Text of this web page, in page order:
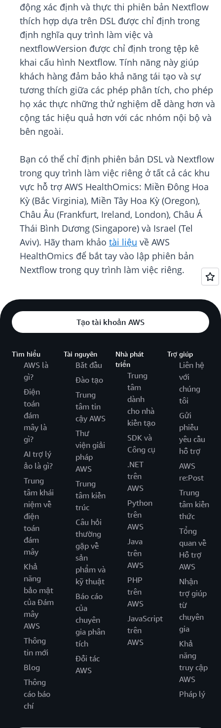
động xác định và thực thi phiên bản Nextflow
thích hợp dựa trên DSL được chỉ định trong
định nghĩa quy trình làm việc và
nextflowVersion được chỉ định trong tệp kê
khai cấu hình Nextflow. Tính năng này giúp
khách hàng đảm bảo khả năng tái tạo và sự
tương thích giữa các phép phân tích, cho phép
họ xác thực những thử nghiệm dễ dàng hơn và
cộng tác hiệu quả hơn với các nhóm nội bộ và
bên ngoài.
Bạn có thể chỉ định phiên bản DSL và Nextflow
trong quy trình làm việc riêng ở tất cả các khu
vực hỗ trợ AWS HealthOmics: Miền Đông Hoa
Kỳ (Bắc Virginia), Miền Tây Hoa Kỳ (Oregon),
Châu Âu (Frankfurt, Ireland, London), Châu Á
Thái Bình Dương (Singapore) và Israel (Tel
Aviv). Hãy tham khảo tài liệu về AWS
HealthOmics để bắt tay vào lập phiên bản
Nextflow trong quy trình làm việc riêng.
Tạo tài khoản AWS
Tìm hiểu
AWS là
gì?
Điện
toán
đám
mây là
gì?
AI trợ lý
ảo là gì?
Trung
tâm khái
niệm về
điện
toán
đám
mây
Khả
năng
bảo mật
của Đám
mây
AWS
Thông
tin mới
Blog
Thông
cáo báo
chí
Tài nguyên
Bắt đầu
Đào tạo
Trung
tâm tin
cậy AWS
Thư
viện giải
pháp
AWS
Trung
tâm kiến
trúc
Câu hỏi
thường
gặp về
sản
phẩm và
kỹ thuật
Báo cáo
của
chuyên
gia phân
tích
Đối tác
AWS
Nhà phát
triển
Trung
tâm
dành
cho nhà
kiến tạo
SDK và
Công cụ
.NET
trên
AWS
Python
trên
AWS
Java
trên
AWS
PHP
trên
AWS
JavaScript
trên
AWS
Trợ giúp
Liên hệ
với
chúng
tôi
Gửi
phiếu
yêu cầu
hỗ trợ
AWS
re:Post
Trung
tâm kiến
thức
Tổng
quan về
Hỗ trợ
AWS
Nhận
trợ giúp
từ
chuyên
gia
Khả
năng
truy cập
AWS
Pháp lý